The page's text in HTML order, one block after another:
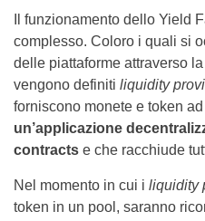
Il funzionamento dello Yield
complesso. Coloro i quali si
delle piattaforme attraverso
vengono definiti liquidity
forniscono monete e token
un’applicazione
contracts e che racchiude
Nel momento in cui i liquidity
token in un pool, saranno